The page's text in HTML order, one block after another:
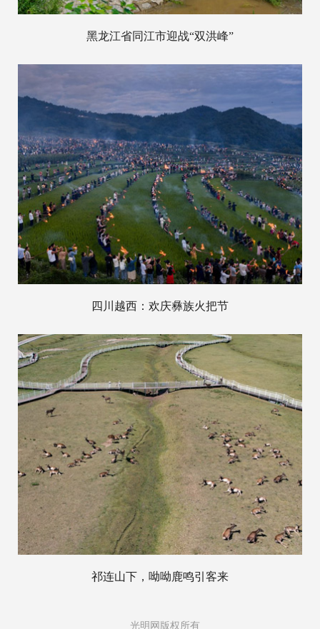
黑龙江省同江市迎战“双洪峰”
四川越西：欢庆彝族火把节
祁连山下，呦呦鹿鸣引客来
光明网版权所有